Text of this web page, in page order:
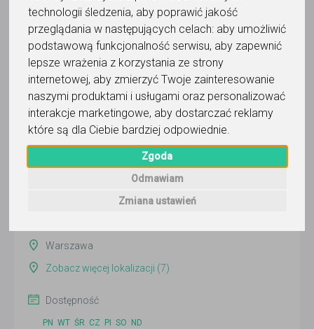
technologii śledzenia, aby poprawić jakość
przeglądania w następujących celach: aby umożliwić
podstawową funkcjonalność serwisu, aby zapewnić
lepsze wrażenia z korzystania ze strony
internetowej, aby zmierzyć Twoje zainteresowanie
naszymi produktami i usługami oraz personalizować
interakcje marketingowe, aby dostarczać reklamy
które są dla Ciebie bardziej odpowiednie
Zgoda
Odmawiam
Zmiana ustawień
Maciej
Wyślij wiadomość
Ostatnia aktywność:
Warszawa
Zobacz więcej lokalizacji (7)
Dostępność
PN WT ŚR CZ PI SO ND